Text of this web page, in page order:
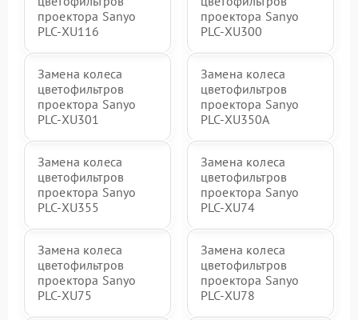
проектора Sanyo
PLC-XU116
проектора Sanyo
PLC-XU300
Замена колеса
цветофильтров
проектора Sanyo
PLC-XU301
Замена колеса
цветофильтров
проектора Sanyo
PLC-XU350A
Замена колеса
цветофильтров
проектора Sanyo
PLC-XU355
Замена колеса
цветофильтров
проектора Sanyo
PLC-XU74
Замена колеса
цветофильтров
проектора Sanyo
PLC-XU75
Замена колеса
цветофильтров
проектора Sanyo
PLC-XU78